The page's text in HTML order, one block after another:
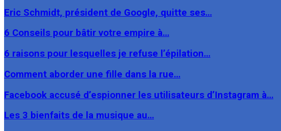
Eric Schmidt, président de Google, quitte ses…
6 Conseils pour bâtir votre empire à…
6 raisons pour lesquelles je refuse l’épilation…
Comment aborder une fille dans la rue…
Facebook accusé d’espionner les utilisateurs d’Instagram à…
Les 3 bienfaits de la musique au…